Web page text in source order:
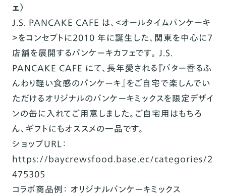
ェ）
J.S. PANCAKE CAFE は、＜オールタイムパンケーキ
＞をコンセプトに2010 年に誕生した、関東を中心に7
店舗を展開するパンケーキカフェです。 J.S.
PANCAKE CAFE にて、長年愛される『バター香るふ
んわり軽い食感のパンケーキ』をご自宅で楽しんでい
ただけるオリジナルのパンケーキミックスを限定デザイ
ンの缶に入れてご用意しました。ご自宅用はもちろ
ん、ギフトにもオススメの一品です。
ショップURL：
https://baycrewsfood.base.ec/categories/2
475305
コラボ商品例： オリジナルパンケーキミックス